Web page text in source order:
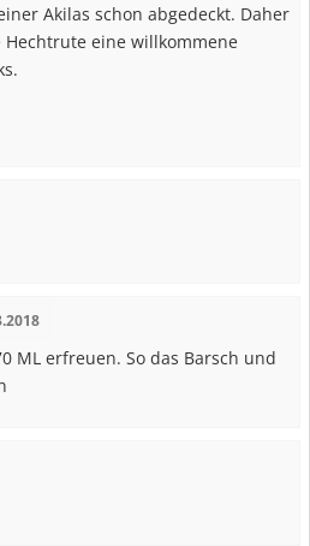
Akilas schon abgedeckt. Daher
Hechtrute eine willkommene
ML erfreuen. So das Barsch und